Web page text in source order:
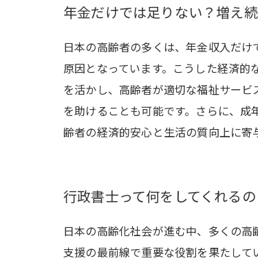
年金だけでは足りない？増え
日本の高齢者の多くは、年金収入だ
原因となっています。こうした経済
を活かし、高齢者が適切な福祉サー
を助けることも可能です。さらに、
齢者の経済的安心と生活の質向上に寄
行政書士って何をしてくれる
日本の高齢化社会が進む中、多くの
支援の最前線で重要な役割を果たし